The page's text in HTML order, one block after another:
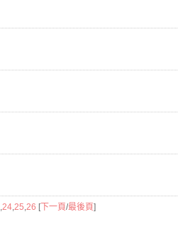
24 25 26 [下一頁/最後頁]